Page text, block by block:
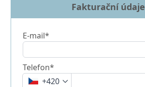
Fakturační údaje
E-mail*
Telefon*
+420